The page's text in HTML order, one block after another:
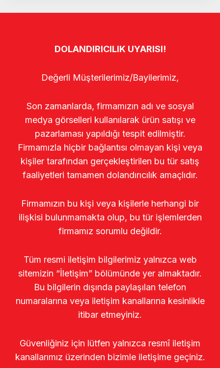
DOLANDIRICILIK UYARISI!
Değerli Müşterilerimiz/Bayilerimiz,
Son zamanlarda, firmamızın adı ve sosyal
medya görselleri kullanılarak ürün satışı ve
pazarlaması yapıldığı tespit edilmiştir.
Firmamızla hiçbir bağlantısı olmayan kişi veya
kişiler tarafından gerçekleştirilen bu tür satış
faaliyetleri tamamen dolandırıcılık amaçlıdır.
Firmamızın bu kişi veya kişilerle herhangi bir
ilişkisi bulunmamakta olup, bu tür işlemlerden
firmamız sorumlu değildir.
Tüm resmi iletişim bilgilerimiz yalnızca web
sitemizin “İletişim” bölümünde yer almaktadır.
Bu bilgilerin dışında paylaşılan telefon
numaralarına veya iletişim kanallarına kesinlikle
itibar etmeyiniz.
Güvenliğiniz için lütfen yalnızca resmî iletişim
kanallarımız üzerinden bizimle iletişime geçiniz.